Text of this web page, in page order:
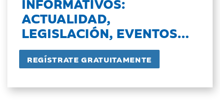
ACTUALIDAD,
LEGISLACIÓN, EVENTOS...